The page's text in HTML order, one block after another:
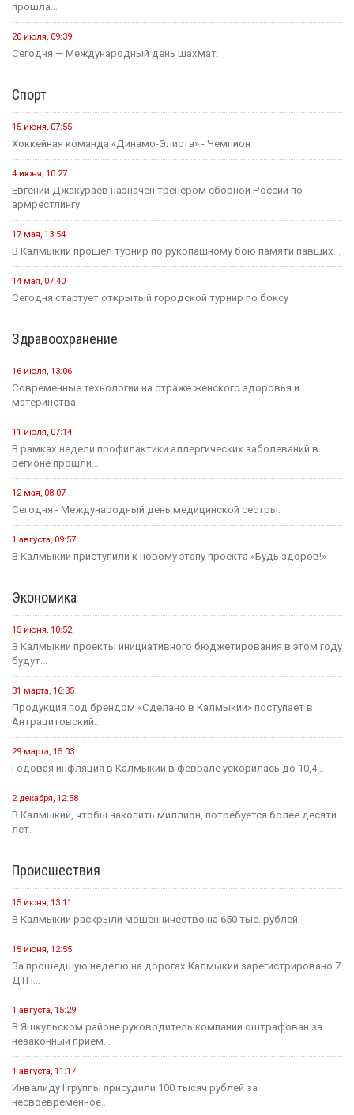
прошла...
20 июля, 09:39
Сегодня — Международный день шахмат.
Спорт
15 июня, 07:55
Хоккейная команда «Динамо-Элиста» - Чемпион
4 июня, 10:27
Евгений Джакураев назначен тренером сборной России по
армрестлингу
17 мая, 13:54
В Калмыкии прошел турнир по рукопашному бою памяти павших...
14 мая, 07:40
Сегодня стартует открытый городской турнир по боксу
Здравоохранение
16 июля, 13:06
Современные технологии на страже женского здоровья и
материнства
11 июля, 07:14
В рамках недели профилактики аллергических заболеваний в
регионе прошли...
12 мая, 08:07
Сегодня - Международный день медицинской сестры.
1 августа, 09:57
В Калмыкии приступили к новому этапу проекта «Будь здоров!»
Экономика
15 июня, 10:52
В Калмыкии проекты инициативного бюджетирования в этом году
будут...
31 марта, 16:35
Продукция под брендом «Сделано в Калмыкии» поступает в
Антрацитовский...
29 марта, 15:03
Годовая инфляция в Калмыкии в феврале ускорилась до 10,4...
2 декабря, 12:58
В Калмыкии, чтобы накопить миллион, потребуется более десяти
лет.
Происшествия
15 июня, 13:11
В Калмыкии раскрыли мошенничество на 650 тыс. рублей
15 июня, 12:55
За прошедшую неделю на дорогах Калмыкии зарегистрировано 7
ДТП...
1 августа, 15:29
В Яшкульском районе руководитель компании оштрафован за
незаконный прием...
1 августа, 11:17
Инвалиду I группы присудили 100 тысяч рублей за
несвоевременное...